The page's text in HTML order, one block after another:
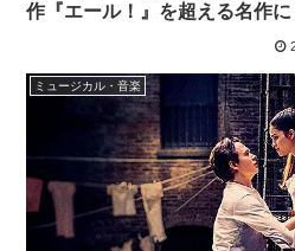
作『エール！』を超える名作に
ミュージカル・音楽